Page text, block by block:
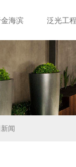
海滨 泛光工程
闻